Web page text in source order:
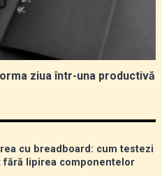
ziua într-una productivă
cu breadboard: cum testezi
fără lipirea componentelor